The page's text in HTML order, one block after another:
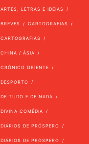
ARTES, LETRAS E IDEIAS
BREVES CARTOGRAFIAS
CARTOGRAFIAS
CHINA / ÁSIA
CRÓNICO ORIENTE
DESPORTO
DE TUDO E DE NADA
DIVINA COMÉDIA
DIÁRIOS DE PRÓSPERO
DIÁRIOS DE PRÓSPERO